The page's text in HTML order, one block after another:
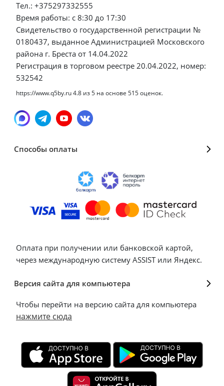
Тел.: +375297332555
Время работы: с 8:30 до 17:30
Свидетельство о государственной регистрации №
0180437, выданное Администрацией Московского
района г. Бреста от 14.04.2022
Регистрация в торговом реестре 20.04.2022, номер:
532542
https://www.q5by.ru4.8 из5 на основе 515оценок.
Способы оплаты
Оплата при получении или банковской картой,
через международную систему ASSIST или Яндекс.
Версия сайта для компьютера
Чтобы перейти на версию сайта для компьютера
нажмите сюда